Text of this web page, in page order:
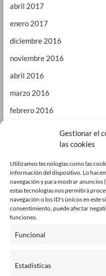
Gestionar el
las cookies
Utilizamos tecnologías como las
información del dispositivo. Lo
navegación y para mostrar
estas tecnologías nos permitirá
navegación o los ID's únicos en este
consentimiento, puede afectar
funciones.
Funcional
Estadísticas
abril 2017
enero 2017
diciembre 2016
noviembre 2016
abril 2016
marzo 2016
febrero 2016
septiembre 2015
enero 2015
octubre 2014
julio 2014
junio 2014
enero 2014
agosto 2013